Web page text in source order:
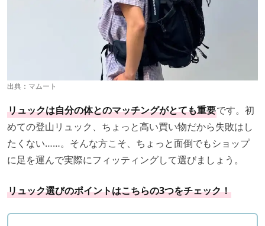
出典： マムート
リュックは自分の体とのマッチングがとても重要です。初
めての登山リュック、ちょっと高い買い物だから失敗はし
たくない……。そんな方こそ、ちょっと面倒でもショップ
に足を運んで実際にフィッティングして選びましょう。
リュック選びのポイントはこちらの3つをチェック！